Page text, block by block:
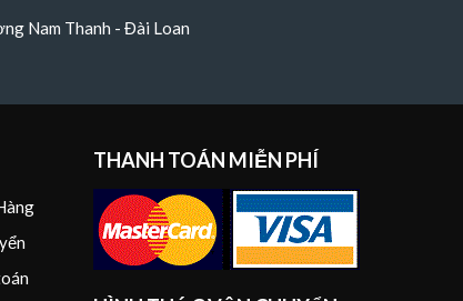
Nam Thanh - Đài Loan
THANH TOÁN MIỄN PHÍ